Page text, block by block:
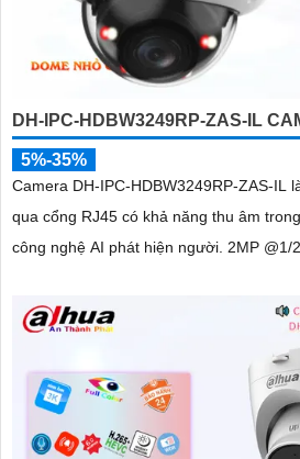
DH-IPC-HDBW3249RP-ZAS-IL
5%-35%
Camera DH-IPC-HDBW3249RP-ZAS-IL
qua cổng RJ45 có khả năng thu âm
công nghệ AI phát hiện người. 2MP @1/2